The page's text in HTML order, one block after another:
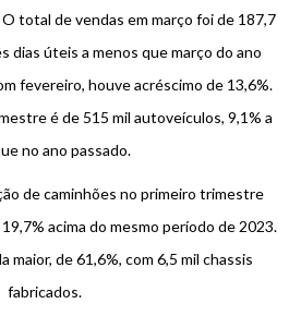
total de vendas em março foi de 187,7
dias úteis a menos que março do ano
fevereiro, houve acréscimo de 13,6%.
é de 515 mil autoveículos, 9,1% a
no ano passado.
de caminhões no primeiro trimestre
acima do mesmo período de 2023.
maior, de 61,6%, com 6,5 mil chassis
fabricados.